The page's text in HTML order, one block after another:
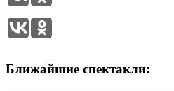
Ближайшие спектакли: